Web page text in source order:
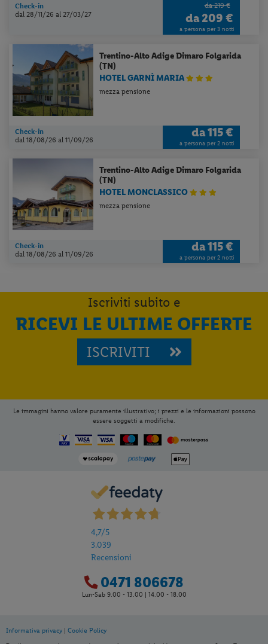
Check-in
dal 28/11/26al 27/03/27
da 219 €
da209 €
a persona per 3 notti
Trentino-Alto AdigeDimaro Folgarida
(TN)
HOTEL GARNÌ MARIA
mezza pensione
Check-in
dal 18/08/26al 11/09/26
da115 €
a persona per 2 notti
Trentino-Alto AdigeDimaro Folgarida
(TN)
HOTEL MONCLASSICO
mezza pensione
Check-in
dal 18/08/26al 11/09/26
da115 €
a persona per 2 notti
Iscriviti subito e
RICEVI LE ULTIME OFFERTE
ISCRIVITI
Le immagini hanno valore puramente illustrativo; i prezzi e le informazioni possono
essere soggetti a modifiche.
4,7/5
3.039
Recensioni
0471 806678
Lun-Sab 9.00 - 13.00 | 14.00 - 18.00
Informativa privacy
Cookie Policy
Per aggiungere
Home, apri il menu opzioni evidenziato
dall' icona
e seleziona
applicazione